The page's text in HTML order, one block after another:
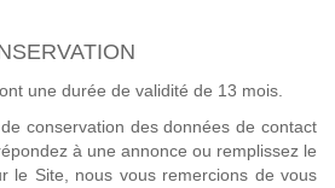
une durée de validité de 13 mois.
conservation des données de contact
à une annonce ou remplissez le
le Site, nous vous remercions de vous